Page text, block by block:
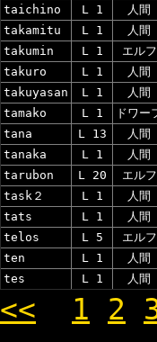
taichino
L 1 人間
takamitu
L 1 人間
takumin
L 1 エルフ
takuro
L 1 人間
takuyasan
L 1 人間
tamako
L 1 ドワー
tana
L 13 人間
tanaka
L 1 人間
tarubon
L 20 エルフ
task２
L 1 人間
tats
L 1 人間
telos
L 5 エルフ
ten
L 1 人間
tes
L 1 人間
<< 1 2